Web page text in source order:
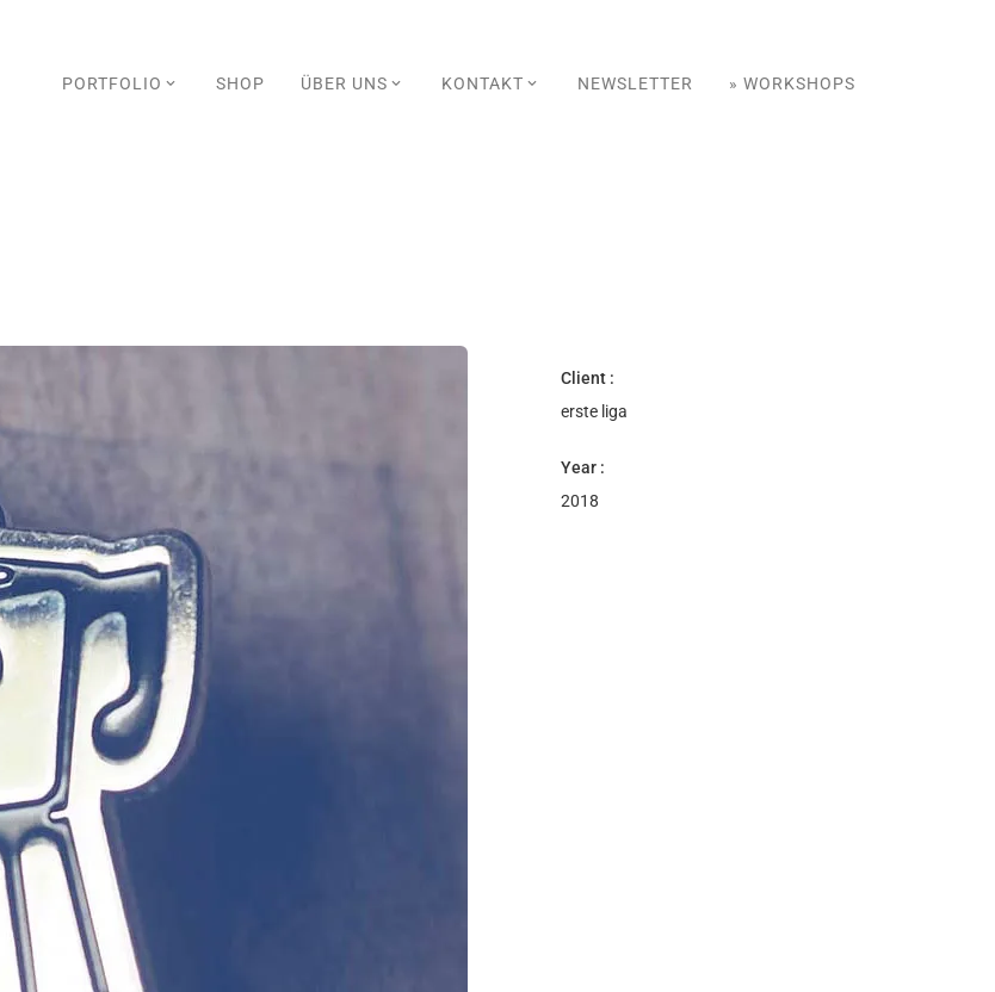
PORTFOLIO SHOP ÜBER UNS KONTAKT NEWSLETTER » WORKSHOPS
Client :
erste liga
Year :
2018